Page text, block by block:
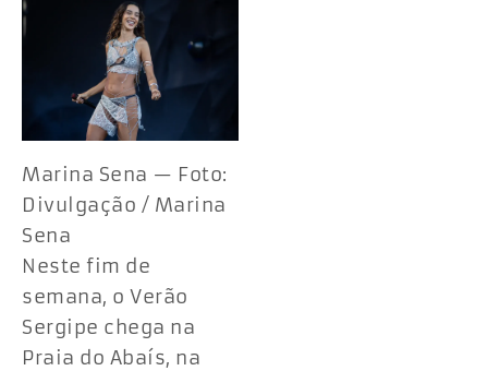
Marina Sena — Foto:
Divulgação / Marina
Sena
Neste fim de
semana, o Verão
Sergipe chega na
Praia do Abaís, na